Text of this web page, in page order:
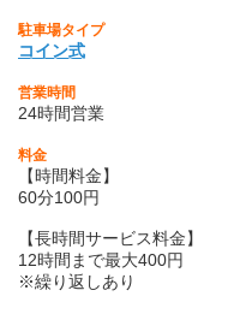
駐車場タイプ
コイン式
営業時間
24時間営業
料金
【時間料金】
60分100円
【長時間サービス料金】
12時間まで最大400円
※繰り返しあり